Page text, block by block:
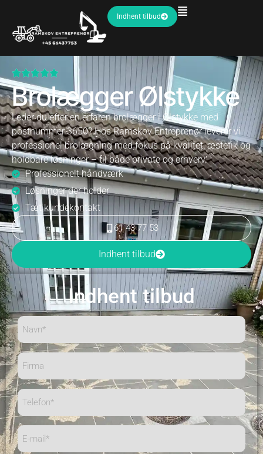
Indhent tilbud
Brolægger Ølstykke
Leder du efter en erfaren brolægger i Ølstykke med
postnummer 3650? Hos Ramskov Entreprenør leverer vi
professionel brolægning med fokus på kvalitet, æstetik og
holdbare løsninger – til både private og erhverv.
Professionelt håndværk
Løsninger der holder
Tæt kundekontakt
61 43 77 53
Indhent tilbud
Indhent tilbud
Navn*
(Påkrævet)
Firma
Telefon
(Påkrævet)
E-
mail
(Påkrævet)